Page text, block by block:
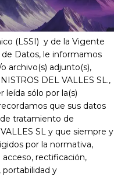
de la Sociedad de la
(LSSI) y de la Vigente
Datos, le informamos
archivo(s) adjunto(s),
DEL VALLES SL.,
leída sólo por la(s)
que sus datos
tratamiento de
SL y que siempre y
por la normativa,
rectificación,
y